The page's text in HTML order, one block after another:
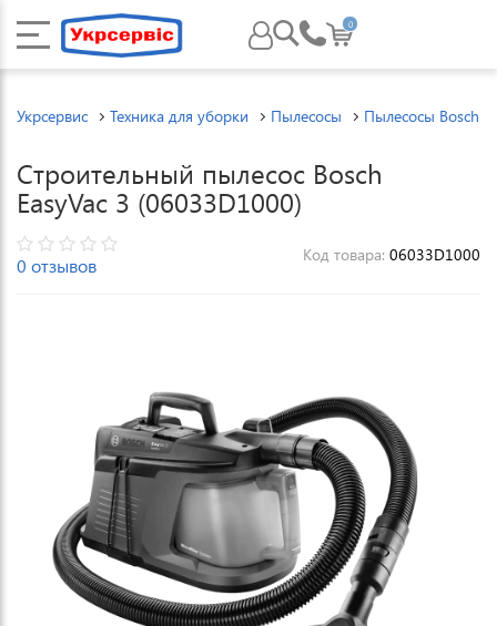
0
Укрсервис Техника для уборки Пылесосы Пылесосы Bosch
Строительный пылесос Bosch
EasyVac 3 (06033D1000)
0 отзывов Код товара: 06033D1000